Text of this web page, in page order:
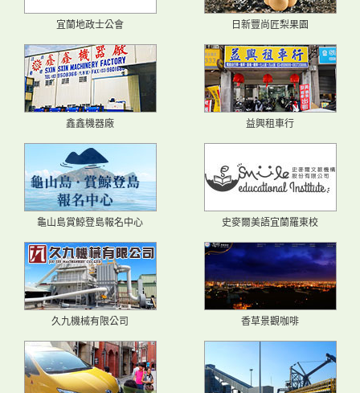
宜蘭地政士公會 日新豐尚匠梨果園
鑫鑫機器廠 益興租車行
龜山島賞鯨登島報名中心 史麥爾美語宜蘭羅東校
久九機械有限公司 香草景觀咖啡